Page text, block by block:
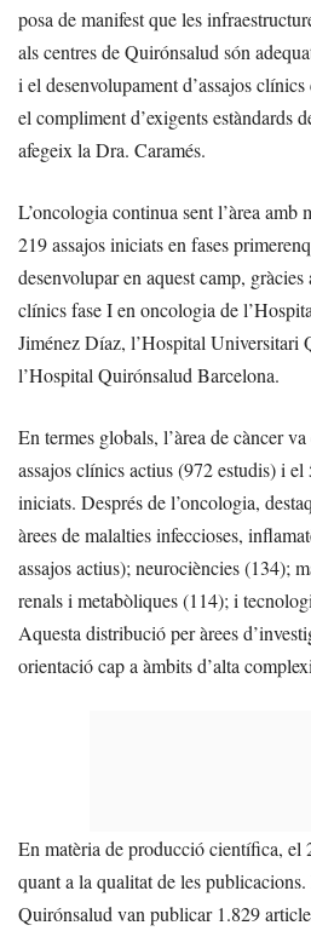
posa de manifest que les
als centres de Quirónsalud són
i el desenvolupament d’assajos
el compliment d’exigents estàndards
afegeix la Dra. Caramés.
L’oncologia continua sent l’àrea amb
219 assajos iniciats en fases
desenvolupar en aquest camp, gràcies
clínics fase I en oncologia de
Jiménez Díaz, l’Hospital Universitari
l’Hospital Quirónsalud Barcelona.
En termes globals, l’àrea de càncer
assajos clínics actius (972 estudis) i el
iniciats. Després de l’oncologia,
àrees de malalties infeccioses,
assajos actius); neurociències (134);
renals i metabòliques (114); i
Aquesta distribució per àrees
orientació cap a àmbits d’alta
En matèria de producció científica, el
quant a la qualitat de les
Quirónsalud van publicar 1.829